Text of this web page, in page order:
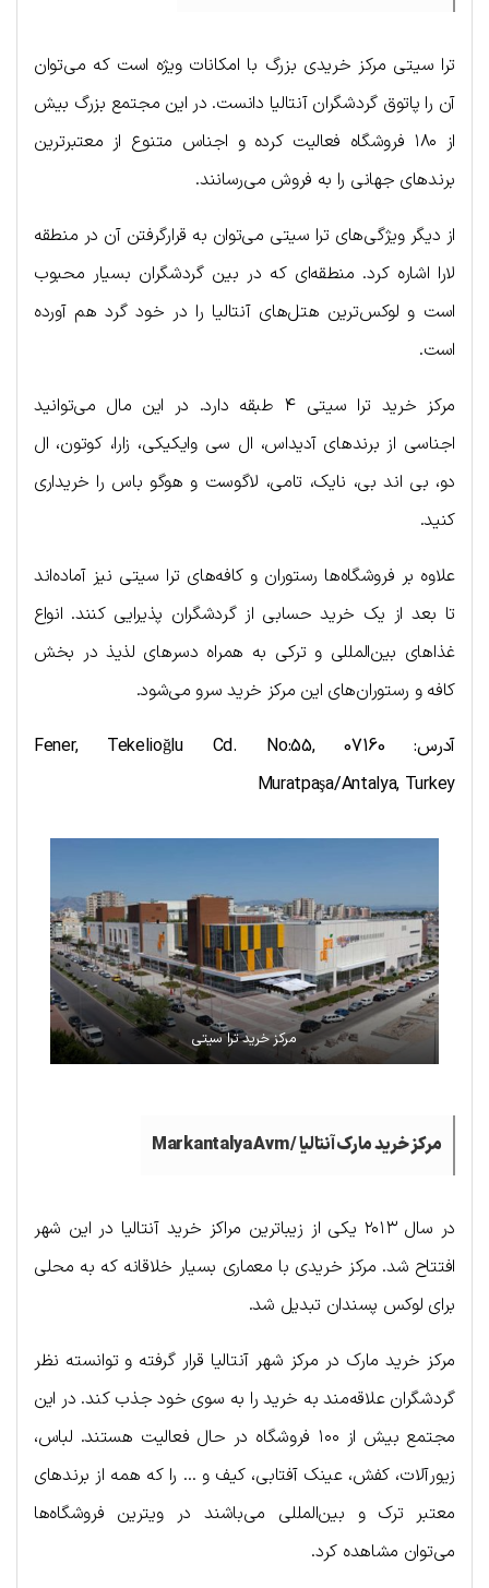
ترا سیتی مرکز خریدی بزرگ با امکانات ویژه است که می‌توان
آن را پاتوق گردشگران آنتالیا دانست. در این مجتمع بزرگ بیش
از ۱۸۰ فروشگاه فعالیت کرده و اجناس متنوع از معتبرترین
برندهای جهانی را به فروش می‌رسانند.
از دیگر ویژگی‌های ترا سیتی می‌توان به قرارگرفتن آن در منطقه
لارا اشاره کرد. منطقه‌ای که در بین گردشگران بسیار محبوب
است و لوکس‌ترین هتل‌های آنتالیا را در خود گرد هم آورده
است.
مرکز خرید ترا سیتی ۴ طبقه دارد. در این مال می‌توانید
اجناسی از برندهای آدیداس، ال سی وایکیکی، زارا، کوتون، ال
دو، بی اند بی، نایک، تامی، لاگوست و هوگو باس را خریداری
کنید.
علاوه بر فروشگاه‌ها رستوران و کافه‌های ترا سیتی نیز آماده‌اند
تا بعد از یک خرید حسابی از گردشگران پذیرایی کنند. انواع
غذاهای بین‌المللی و ترکی به همراه دسرهای لذیذ در بخش
کافه و رستوران‌های این مرکز خرید سرو می‌شود.
آدرس: Fener, Tekelioğlu Cd. No:55, 07160
Muratpaşa/Antalya, Turkey
مرکز خرید ترا سیتی
مرکز خرید مارک آنتالیا /Markantalya Avm
در سال ۲۰۱۳ یکی از زیباترین مراکز خرید آنتالیا در این شهر
افتتاح شد. مرکز خریدی با معماری بسیار خلاقانه که به محلی
برای لوکس پسندان تبدیل شد.
مرکز خرید مارک در مرکز شهر آنتالیا قرار گرفته و توانسته نظر
گردشگران علاقه‌مند به خرید را به سوی خود جذب کند. در این
مجتمع بیش از ۱۰۰ فروشگاه در حال فعالیت هستند. لباس،
زیورآلات، کفش، عینک آفتابی، کیف و … را که همه از برندهای
معتبر ترک و بین‌المللی می‌باشند در ویترین فروشگاه‌ها
می‌توان مشاهده کرد.